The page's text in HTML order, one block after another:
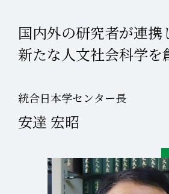
国内外の研究者が連携
新たな人文社会科学を
統合日本学センター長
安達 宏昭